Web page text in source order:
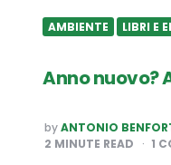
AMBIENTE LIBRI E
Anno nuovo?
POSTED
BY
byANTONIO
2 MINUTE READ 1